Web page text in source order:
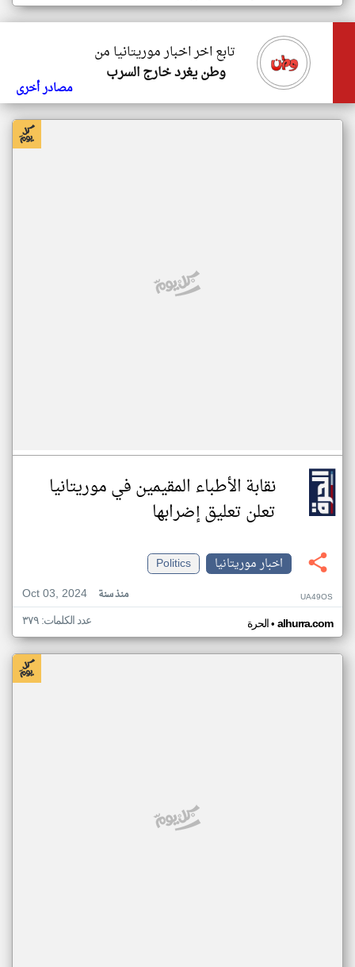
تابع اخر اخبار موريتانيا من
وطن يغرد خارج السرب
مصادر أخرى
نقابة الأطباء المقيمين في موريتانيا
تعلن تعليق إضرابها
اخبار موريتانيا
Politics
Oct 03, 2024
منذ سنة UA49OS
الحرة• alhurra.com عدد الكلمات: ٣٧٩